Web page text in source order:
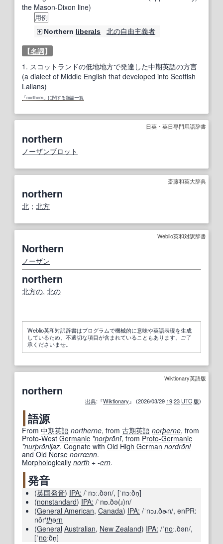
the Mason-Dixon line)
用例
Northern liberals 北の自由主義者
【名詞】
1. スコットランドの低地地方で発達した中期英語の方言
(a dialect of Middle English that developed into Scottish
Lallans)
「northern」に関する類語一覧
日英・英日専門用語辞書
northern
ノーザンブロット
斎藤和英大辞典
northern
北 ； 北方
Weblio英和対訳辞書
Northern
ノーザン
northern
北方の, 北の
Weblio英和対訳辞書はプログラムで機械的に意味や英語表現を生成
しているため、不適切な項目が含まれていることもあります。ご了
承くださいませ。
Wiktionary英語版
northern
出典:『Wiktionary』 (2026/03/29 19:23 UTC 版)
語源
From 中期英語 northerne, from 古期英語 norþerne, from
Proto-West Germanic *norþrōnī, from Proto-Germanic
*nurþrōnijaz. Cognate with Old High German nordrōni
and Old Norse norrœnn.
Morphologically north +‎ -ern.
発音
(英国発音) IPA: /ˈnɔː.ðən/, [ˈnɔːðn̩]
(nonstandard) IPA: /ˈnɒ.ðə(ɹ)n/
(General American, Canada) IPA: /ˈnɔɹ.ðɚn/, enPR:
nôr′thərn
(General Australian, New Zealand) IPA: /ˈnoː.ðən/,
[ˈnoːðn̩]